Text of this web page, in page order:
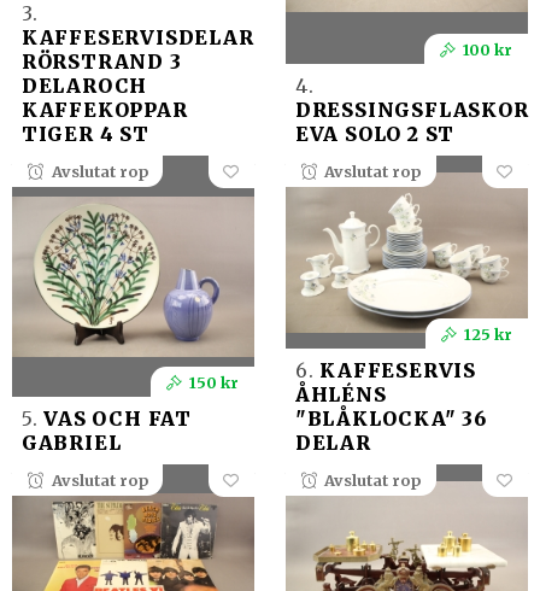
3.
KAFFESERVISDELAR
RÖRSTRAND 3
DELAROCH
KAFFEKOPPAR
TIGER 4 ST
100 kr
4.
DRESSINGSFLASKOR
EVA SOLO 2 ST
Avslutat rop
150 kr
5. VAS OCH FAT
GABRIEL
Avslutat rop
125 kr
6. KAFFESERVIS
ÅHLÉNS
"BLÅKLOCKA" 36
DELAR
Avslutat rop Avslutat rop